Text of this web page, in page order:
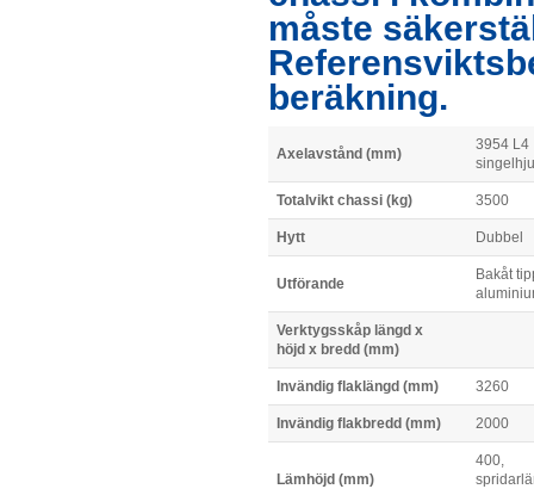
måste
beräkning.
Axelavstånd (mm)
3954 L4
Totalvikt chassi (kg) 3500
Hytt Dubbel
Utförande
Bakåt
Verktygsskåp längd x
höjd x bredd (mm)
Invändig flaklängd (mm) 3260
Invändig flakbredd (mm) 2000
Lämhöjd (mm)
400,